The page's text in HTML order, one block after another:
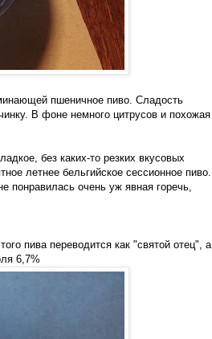
пшеничное пиво. Сладость
В фоне немного цитрусов и похожая
без каких-то резких вкусовых
летнее бельгийское сессионное пиво.
понравилась очень уж явная горечь,
пива переводится как "святой отец", а
6,7%